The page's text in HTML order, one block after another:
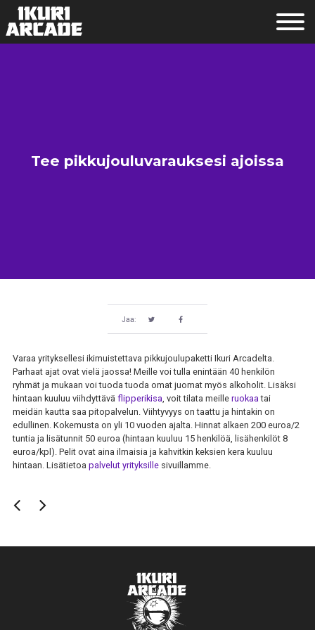
Tee pikkujouluvarauksesi ajoissa
Jaa:
Varaa yrityksellesi ikimuistettava pikkujoulupaketti Ikuri Arcadelta.
Parhaat ajat ovat vielä jaossa! Meille voi tulla enintään 40 henkilön
ryhmät ja mukaan voi tuoda tuoda omat juomat myös alkoholit. Lisäksi
hintaan kuuluu viihdyttävä flipperikisa, voit tilata meille ruokaatai
meidän kautta saa pitopalvelun. Viihtyvyys on taattu ja hintakin on
edullinen. Kokemusta on yli 10 vuoden ajalta. Hinnat alkaen 200 euroa/2
tuntia ja lisätunnit 50 euroa (hintaan kuuluu 15 henkilöä, lisähenkilöt 8
euroa/kpl). Pelit ovat aina ilmaisia ja kahvitkin keksien kera kuuluu
hintaan. Lisätietoa palvelut yrityksillesivuillamme.